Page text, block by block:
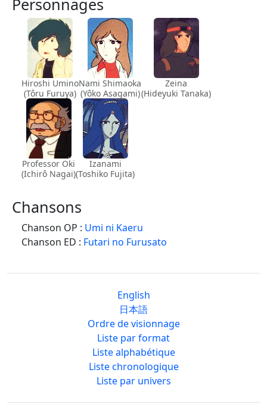
Hiroshi Umino
(Tôru Furuya)
Nami Shimaoka
(Yôko Asagami)
Zeina
(Hideyuki Tanaka)
Professor Oki
(Ichirô Nagai)
Izanami
(Toshiko Fujita)
Chansons
Chanson OP : Umi ni Kaeru
Chanson ED : Futari no Furusato
English
日本語
Ordre de visionnage
Liste par format
Liste alphabétique
Liste chronologique
Liste par univers